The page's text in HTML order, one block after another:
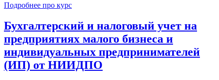
Подробнее про курс
Бухгалтерский и налоговый учет на
предприятиях малого бизнеса и
индивидуальных предпринимателей
(ИП) от НИИДПО